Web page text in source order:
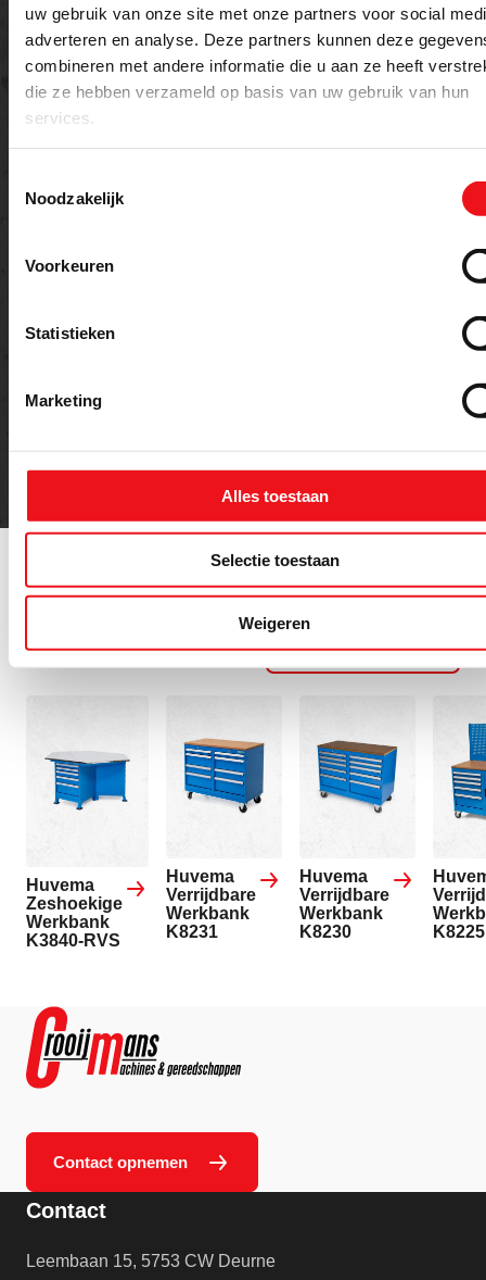
uw gebruik van onze site met onze partners voor social
adverteren en analyse. Deze partners kunnen deze
combineren met andere informatie die u aan ze heeft
die ze hebben verzameld op basis van uw gebruik van hun
services.
Noodzakelijk
Voorkeuren
Statistieken
Marketing
Alles toestaan
Selectie toestaan
Weigeren
Bericht
Gerelateerde
producten
Huvema
Zeshoekige
Werkbank
K3840-RVS
Huvema
Verrijdbare
Werkbank
K8231
Huvema
Verrijdbare
Werkbank
K8230
K8225
Contact opnemen
Contact
Leembaan 15, 5753 CW Deurne